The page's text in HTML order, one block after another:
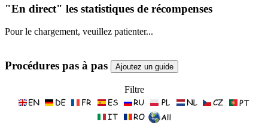
"En direct" les statistiques de récompenses
Pour le chargement, veuillez patienter...
Procédures pas à pas
Filtre